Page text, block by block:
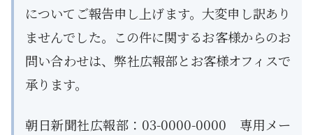
についてご報告申し上げます。大変申し訳あり
ませんでした。この件に関するお客様からのお
問い合わせは、弊社広報部とお客様オフィスで
承ります。
朝日新聞社広報部：03-0000-0000 専用メー